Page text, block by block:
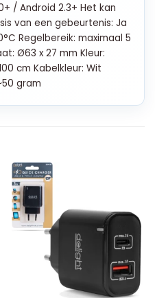
/ Android 2.3+ Het kan
van een gebeurtenis: Ja
Regelbereik: maximaal 5
Ø63 x 27 mm Kleur:
cm Kabelkleur: Wit
gram